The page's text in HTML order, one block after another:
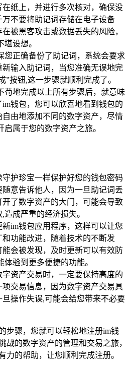
纸上，并进行多次核对，确保没
不要将助记词存储在电子设备
在被黑客攻击或数据丢失的风险，
设想。
您正确备份了助记词，系统会要求
输入助记词，当您准确无误地完
”按钮,这一步骤就顺利完成了。
苟地完成以上所有步骤后，就意味
钱包，您可以欣喜地看到钱包的
由地添加不同的数字资产，尽情
属于您的数字资产之旅。
守护珍宝一样保护好您的钱包密码
意告诉他人，因为一旦助记词丢
了数字资产的大门，可能会导致
成严重的经济损失。
新im钱包应用程序，这样可以让您
功能改进，随着技术的不断发
会被发现，及时更新可以有效防
验到更多便捷的功能。
字资产交易时，一定要保持高度的
交易信息，因为数字资产交易具
操作失误,可能会给您带来不必要
步骤，您就可以轻松地注册im钱
战的数字资产的管理和交易之旅，
力的帮助，让您顺利完成注册。